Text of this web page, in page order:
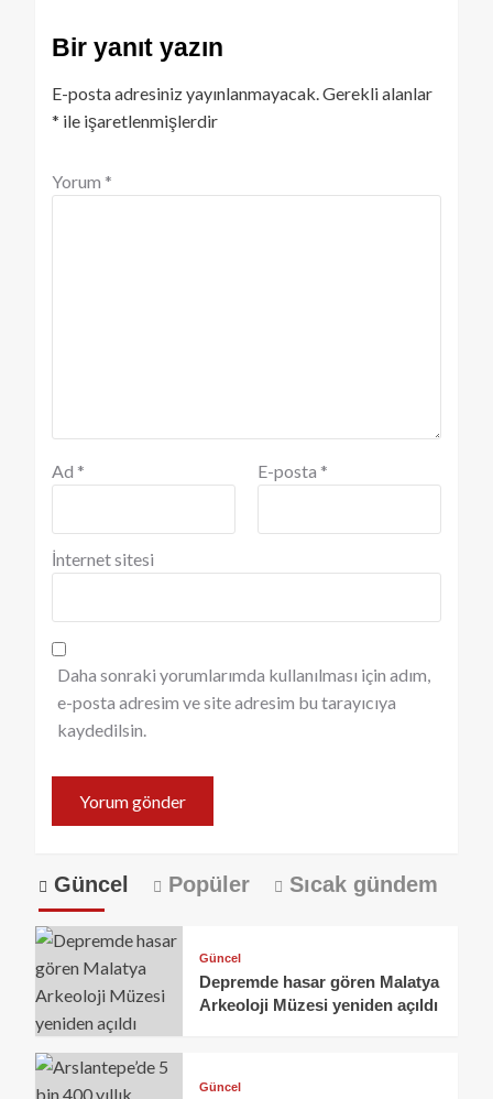
Bir yanıt yazın
E-posta adresiniz yayınlanmayacak.Gerekli alanlar
* ile işaretlenmişlerdir
Yorum *
Ad * E-posta *
İnternet sitesi
Daha sonraki yorumlarımda kullanılması için adım,
e-posta adresim ve site adresim bu tarayıcıya
kaydedilsin.
Güncel Popüler Sıcak gündem
Güncel
Depremde hasar gören Malatya
Arkeoloji Müzesi yeniden açıldı
Güncel